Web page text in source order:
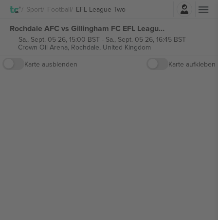
Sport Football EFL League TwoEinloggen
Rochdale AFC vs Gillingham FC EFL League Two tickets
Sa., Sept. 05 26, 15:00 BST- Sa., Sept. 05 26, 16:45 BST
Crown Oil Arena, Rochdale, United Kingdom
Karte ausblenden
Karte aufkleben